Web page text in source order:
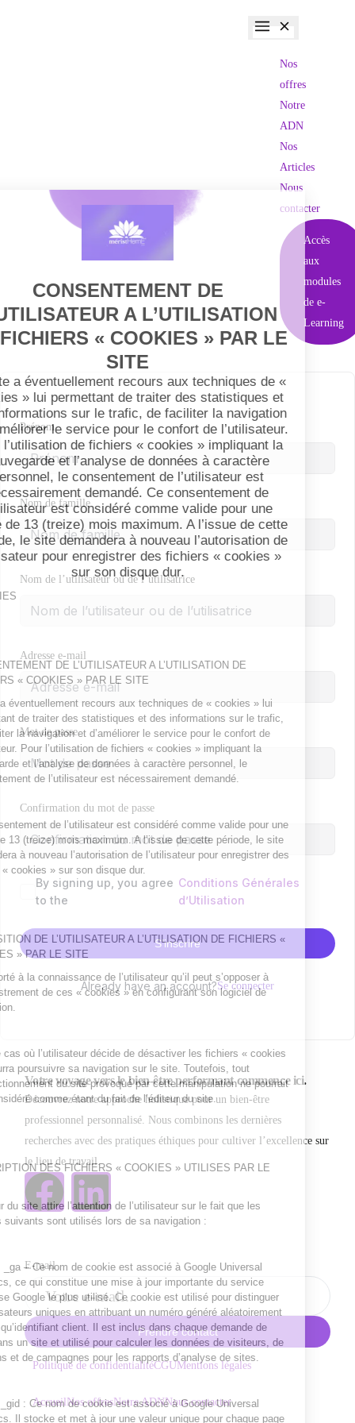
Nos
offres
Notre
ADN
Nos
Articles
Nous
contacter
Accès
aux
modules
de e-
Learning
Prénom
Nom de famille
Nom de l’utilisateur ou de l’utilisatrice
Adresse e-mail
Mot de passe
Confirmation du mot de passe
By signing up, you agree
to the
Conditions Générales
d’Utilisation
S’inscrire
Already have an account?Se connecter
Votre voyage vers le bien-être performant commence ici.
Découvrez notre approche holistique pour un bien-être
professionnel personnalisé. Nous combinons les dernières
recherches avec des pratiques éthiques pour cultiver l’excellence sur
le lieu de travail.
E-mail
Prendre contact
Politique de confidentialitéCGUMentions légales
Accueil Nos offresNotre ADNNous contacter